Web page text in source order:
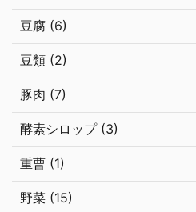
豆腐 (6)
豆類 (2)
豚肉 (7)
酵素シロップ (3)
重曹 (1)
野菜 (15)